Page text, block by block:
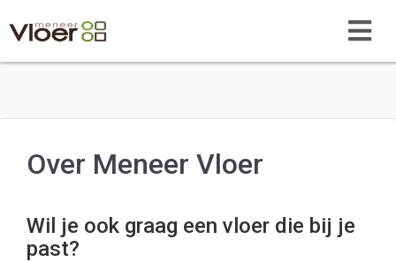
Over Meneer Vloer
Wil je ook graag een vloer die bij je
past?